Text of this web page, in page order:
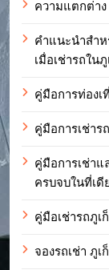
ความแตกต่าง
คำแนะนำสำ
เมื่อเช่ารถใน
คู่มือการท่องเ
คู่มือการเช่ารถ
คู่มือการเช่า
ครบจบในที่เ
คู่มือเช่ารถภู
จองรถเช่า ภู